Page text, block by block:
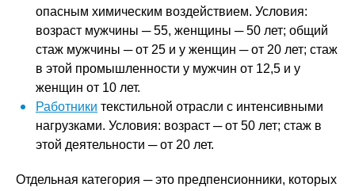
опасным химическим воздействием. Условия:
возраст мужчины ─ 55, женщины ─ 50 лет; общий
стаж мужчины ─ от 25 и у женщин ─ от 20 лет; стаж
в этой промышленности у мужчин от 12,5 и у
женщин от 10 лет.
Работники текстильной отрасли с интенсивными
нагрузками. Условия: возраст ─ от 50 лет; стаж в
этой деятельности ─ от 20 лет.
Отдельная категория ─ это предпенсионники, которых